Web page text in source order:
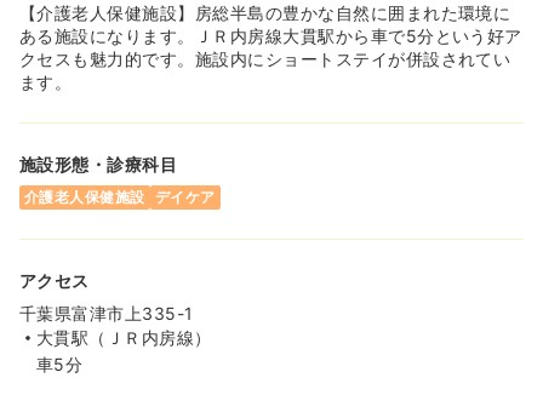
【介護老人保健施設】房総半島の豊かな自然に囲まれた環境に
ある施設になります。ＪＲ内房線大貫駅から車で5分という好ア
クセスも魅力的です。施設内にショートステイが併設されてい
ます。
施設形態・診療科目
介護老人保健施設 デイケア
アクセス
千葉県富津市上335-1
大貫駅（ＪＲ内房線）
車5分